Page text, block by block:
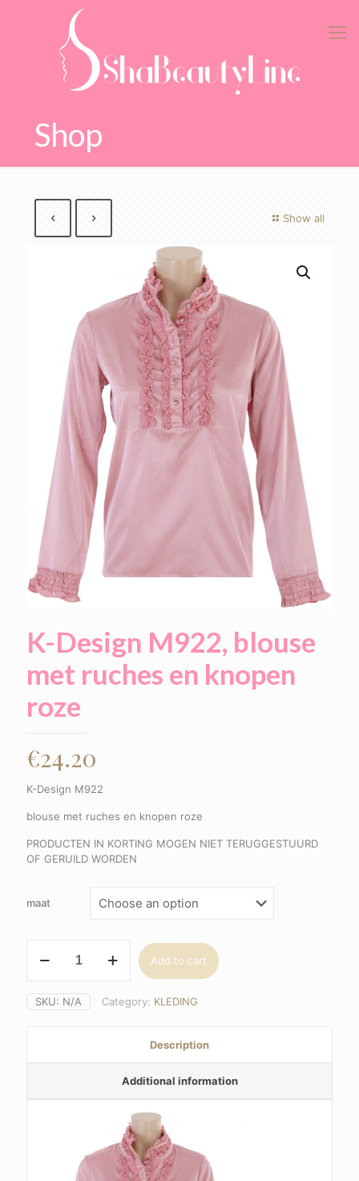
Shop
Show all
K-Design M922, blouse
met ruches en knopen
roze
€24.20
K-Design M922
blouse met ruches en knopen roze
PRODUCTEN IN KORTING MOGEN NIET TERUGGESTUURD
OF GERUILD WORDEN
maat
Design
blouse
met
Add to cart
SKU: N/A Category: KLEDING
Description
Additional information